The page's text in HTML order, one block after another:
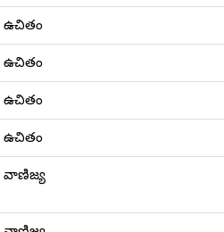
ఉచితం
ఉచితం
ఉచితం
ఉచితం
వాణిజ్య